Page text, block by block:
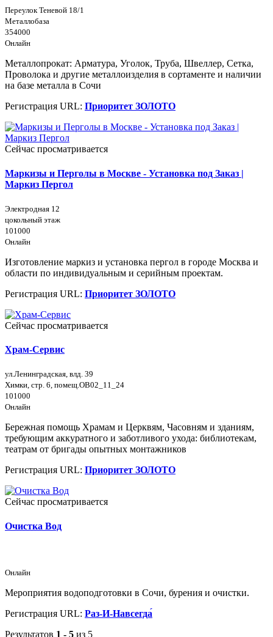
Переулок Теневой 18/1
Металлобаза
354000
Онлайн
Металлопрокат: Арматура, Уголок, Труба, Швеллер, Сетка,
Проволока и другие металлоизделия в сортаменте и наличии
на базе металла в Сочи
Регистрация URL: Приоритет ЗОЛОТО
Сейчас просматривается
Маркизы и Перголы в Москве - Установка под Заказ |
Маркиз Пергол
Электродная 12
цокольный этаж
101000
Онлайн
Изготовление маркиз и установка пергол в городе Москва и
области по индивидуальным и серийным проектам.
Регистрация URL: Приоритет ЗОЛОТО
Сейчас просматривается
Храм-Сервис
ул.Ленинградская, влд. 39
Химки, стр. 6, помещ.ОВ02_11_24
101000
Онлайн
Бережная помощь Храмам и Церквям, Часовням и зданиям,
требующим аккуратного и заботливого ухода: библиотекам,
театрам от бригады опытных монтажников
Регистрация URL: Приоритет ЗОЛОТО
Сейчас просматривается
Очистка Вод
Онлайн
Мероприятия водоподготовки в Сочи, бурения и очистки.
Регистрация URL: Раз-И-Навсегда́
Результатов 1 - 5 из 5